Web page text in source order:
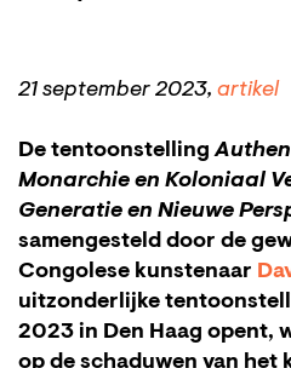
21 september 2023, artikel
De tentoonstelling
Monarchie en Koloniaal
Generatie en Nieuwe
samengesteld door de
Congolese kunstenaar
uitzonderlijke
2023 in Den Haag opent,